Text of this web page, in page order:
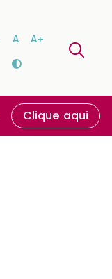
A A+
Clique aqui